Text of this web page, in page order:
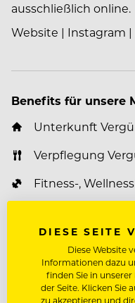
ausschließlich online.
Website | Instagram |
Benefits für unsere
Unterkunft
Verpflegung
Fitness-,
Konsumation,
DIESE SEITE
Diese Website
Informationen dazu
finden Sie in
der Seite. Klicken Sie
zu akzeptieren und